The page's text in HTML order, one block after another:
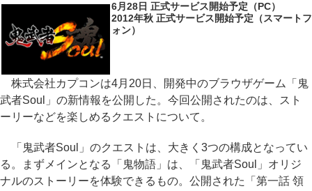
6月28日 正式サービス開始予定（PC）
2012年秋 正式サービス開始予定（スマートフ
ォン）
株式会社カプコンは4月20日、開発中のブラウザゲーム「鬼
武者Soul」の新情報を公開した。今回公開されたのは、スト
ーリーなどを楽しめるクエストについて。
「鬼武者Soul」のクエストは、大きく3つの構成となってい
る。まずメインとなる「鬼物語」は、「鬼武者Soul」オリジ
ナルのストーリーを体験できるもの。公開された「第一話 領